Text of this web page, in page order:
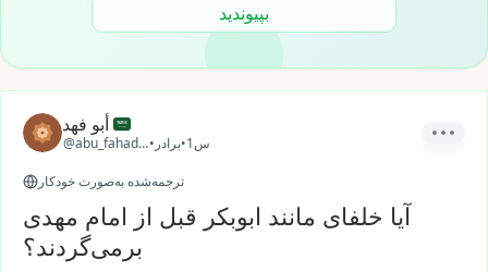
بپیوندید
أبو فهد
@abu_fahad_sa• برادر• 1س
ترجمه‌شده به‌صورت خودکار
آیا خلفای مانند ابوبکر قبل از امام مهدی
برمی‌گردند؟